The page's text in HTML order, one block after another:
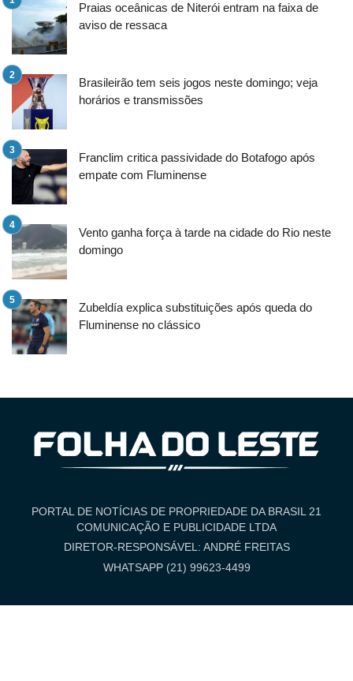
Praias oceânicas de Niterói entram na faixa de
aviso de ressaca
Brasileirão tem seis jogos neste domingo; veja
horários e transmissões
Franclim critica passividade do Botafogo após
empate com Fluminense
Vento ganha força à tarde na cidade do Rio neste
domingo
Zubeldía explica substituições após queda do
Fluminense no clássico
PORTAL DE NOTÍCIAS DE PROPRIEDADE DA BRASIL 21
COMUNICAÇÃO E PUBLICIDADE LTDA
DIRETOR-RESPONSÁVEL: ANDRÉ FREITAS
WHATSAPP (21) 99623-4499